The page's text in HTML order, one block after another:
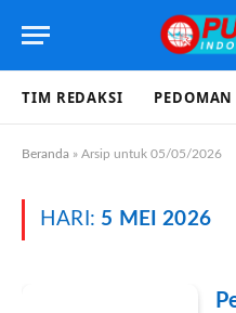
TIM REDAKSI
Beranda » Arsip untuk 05/05/2026
HARI: 5 MEI 2026